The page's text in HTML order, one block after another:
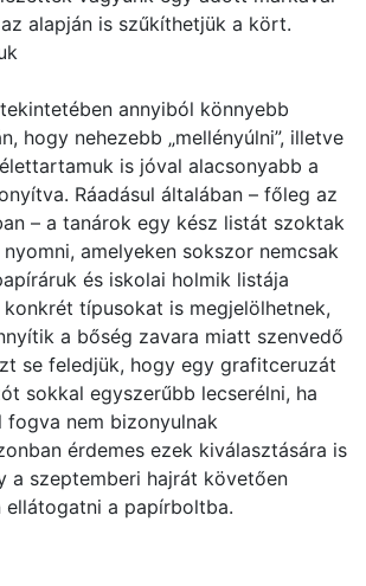
alapján is szűkíthetjük a kört.
annyiból könnyebb
hogy nehezebb „mellényúlni”, illetve
is jóval alacsonyabb a
Ráadásul általában – főleg az
– a tanárok egy kész listát szoktak
amelyeken sokszor nemcsak
és iskolai holmik listája
konkrét típusokat is megjelölhetnek,
a bőség zavara miatt szenvedő
se feledjük, hogy egy grafitceruzát
sokkal egyszerűbb lecserélni, ha
fogva nem bizonyulnak
érdemes ezek kiválasztására is
a szeptemberi hajrát követően
ellátogatni a papírboltba.